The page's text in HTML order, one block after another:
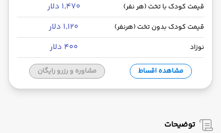
قیمت کودک با تخت (هر نفر) ۱٬۴۷۰ دلار
قیمت کودک بدون تخت (هرنفر) ۱٬۱۲۰ دلار
نوزاد ۴۰۰ دلار
مشاهده اقساط مشاوره و رزرو رایگان
توضیحات